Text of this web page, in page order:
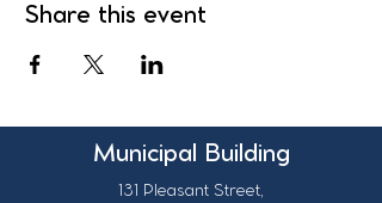
Share this event
Municipal Building
131 Pleasant Street,